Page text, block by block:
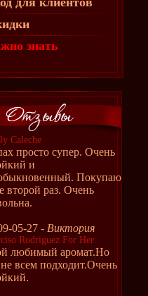
знать
Caleche
просто супер. Очень
и
Покупаю
второй раз. Очень
05-27 - Виктория
Rodriguez For Her
любимый аромат.Но
всем подходит.Очень